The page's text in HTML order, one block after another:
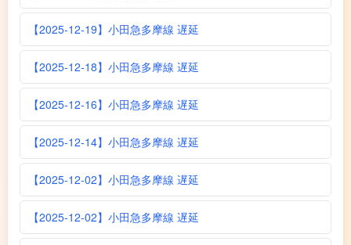
【2025-12-19】小田急多摩線 遅延
【2025-12-18】小田急多摩線 遅延
【2025-12-16】小田急多摩線 遅延
【2025-12-14】小田急多摩線 遅延
【2025-12-02】小田急多摩線 遅延
【2025-12-02】小田急多摩線 遅延